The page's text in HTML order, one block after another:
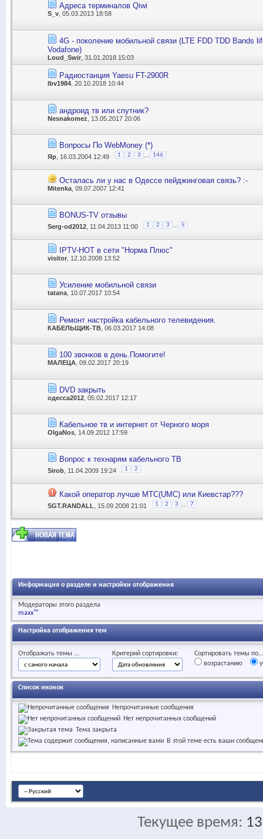
Адреса терминалов Qiwi
S_v , 05.03.2013 18:58
4G - поколение мобильной связи (LTE FDD TDD Bands
Vodafone)
Loud_Swir , 31.01.2018 15:03
Радиостанция Yaesu FT-2900R
lbv1984 , 20.10.2018 10:44
андроид тв или спутник?
Nesnakomez , 13.05.2017 20:06
Вопросы По WebMoney (*)
Яр , 16.03.2004 12:49 1 2 3 146
Осталась ли у нас в Одессе пейджинговая связь? :-
Mitenka , 09.07.2007 12:41
BONUS-TV отзывы
Serg-od2012 , 11.04.2013 11:00 1 2 3 5
IPTV-HOT в сети "Норма Плюс"
visitor , 12.10.2008 13:52
Усиление мобильной связи
tatana , 10.07.2017 10:54
Ремонт настройка кабельного телевидения.
КАБЕЛЬЩИК-ТВ , 06.03.2017 14:08
100 звонков в день.Помогите!
МАЛЕЦА , 09.02.2017 20:19
DVD закрыть
одесса2012 , 05.02.2017 12:17
Кабельное тв и интернет от Черного моря
OlgaNos , 14.09.2012 17:59
Вопрос к технарям кабельного ТВ
Sirob , 11.04.2009 19:24 1 2
Какой оператор лучше MTC(UMC) или Киевстар???
SGT.RANDALL , 15.09.2008 21:01 1 2 3 7
Информация о разделе и настройки отображения
Модераторы этого раздела
maxx™
Настройка отображения тем
Отображать темы ... Критерий сортировки:
Сортировать темы по...
возрастанию
Список иконок
Непрочитанные сообщения
Нет непрочитанных сообщений
Тема закрыта
В этой теме есть ваши
Текущее время: